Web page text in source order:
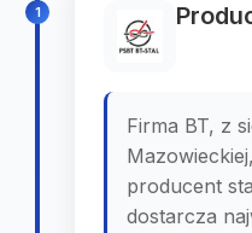
1
Firma BT, z
producent
dostarcza